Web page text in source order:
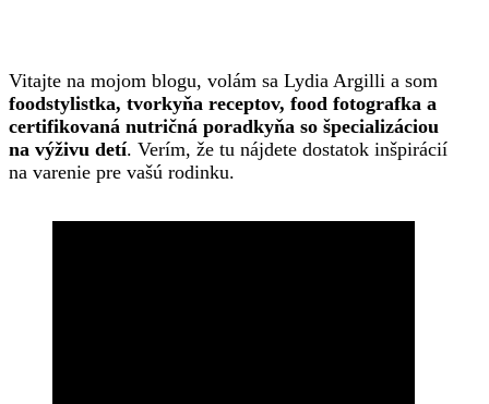
Vitajte na mojom blogu, volám sa Lydia Argilli a som
foodstylistka, tvorkyňa receptov, food fotografka a
certifikovaná nutričná poradkyňa so špecializáciou
na výživu detí. Verím, že tu nájdete dostatok inšpirácií
na varenie pre vašú rodinku.